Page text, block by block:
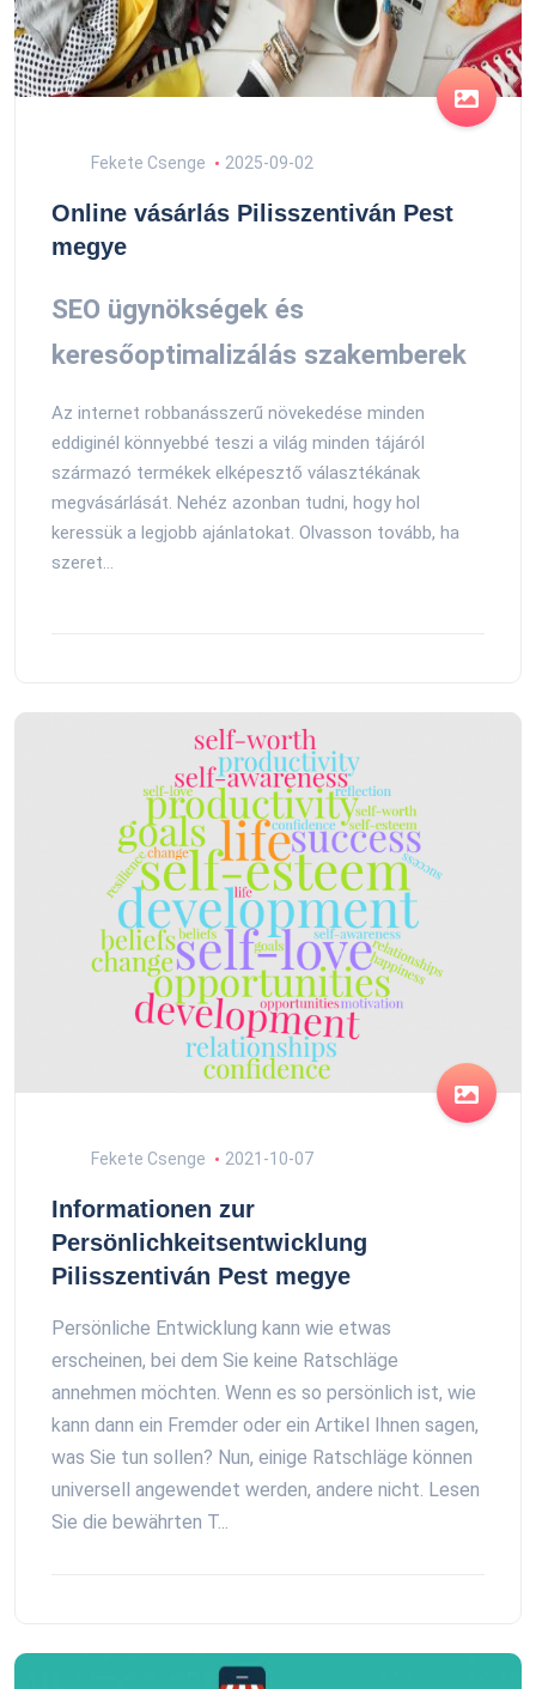
Fekete Csenge 2025-09-02
Online vásárlás Pilisszentiván Pest
megye
SEO ügynökségek és
keresőoptimalizálás szakemberek
Az internet robbanásszerű növekedése minden
eddiginél könnyebbé teszi a világ minden tájáról
származó termékek elképesztő választékának
megvásárlását. Nehéz azonban tudni, hogy hol
keressük a legjobb ajánlatokat. Olvasson tovább, ha
szeret...
Fekete Csenge 2021-10-07
Informationen zur
Persönlichkeitsentwicklung
Pilisszentiván Pest megye
Persönliche Entwicklung kann wie etwas
erscheinen, bei dem Sie keine Ratschläge
annehmen möchten. Wenn es so persönlich ist, wie
kann dann ein Fremder oder ein Artikel Ihnen sagen,
was Sie tun sollen? Nun, einige Ratschläge können
universell angewendet werden, andere nicht. Lesen
Sie die bewährten T...